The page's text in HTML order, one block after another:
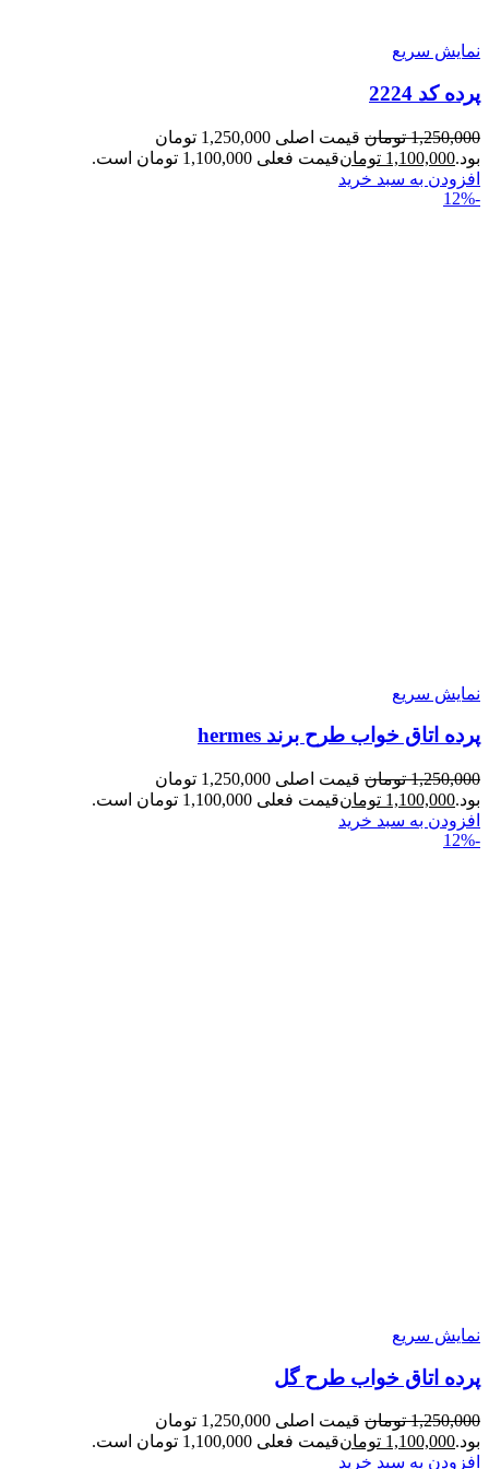
نمایش سریع
پرده کد 2224
1,250,000 تومان
قیمت اصلی 1,250,000 تومان
بود.1,100,000 تومانقیمت فعلی 1,100,000 تومان است.
افزودن به سبد خرید
-12%
نمایش سریع
پرده اتاق خواب طرح برند hermes
1,250,000 تومان
قیمت اصلی 1,250,000 تومان
بود.1,100,000 تومانقیمت فعلی 1,100,000 تومان است.
افزودن به سبد خرید
-12%
نمایش سریع
پرده اتاق خواب طرح گل
1,250,000 تومان
قیمت اصلی 1,250,000 تومان
بود.1,100,000 تومانقیمت فعلی 1,100,000 تومان است.
افزودن به سبد خرید